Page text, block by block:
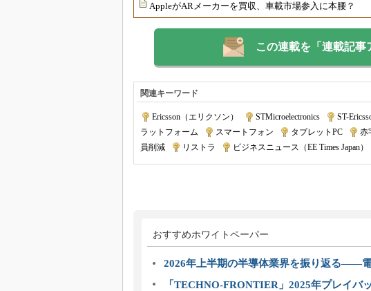
AppleがARメーカーを買収、車載市場参入に本腰？
この連載を「連載記事
関連キーワード
Ericsson（エリクソン） STMicroelectronics ST-
ラットフォーム
スマートフォン タブレットPC 赤
員削減
リストラ ビジネスニュース（EE Times Japan）
おすすめホワイトペーパー
2026年上半期の半導体業界を振り返る――
「TECHNO-FRONTIER」2025年プレイバ